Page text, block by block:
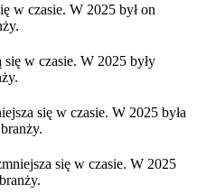
w czasie. W 2025 był on
się w czasie. W 2025 były
się w czasie. W 2025 była
się w czasie. W 2025